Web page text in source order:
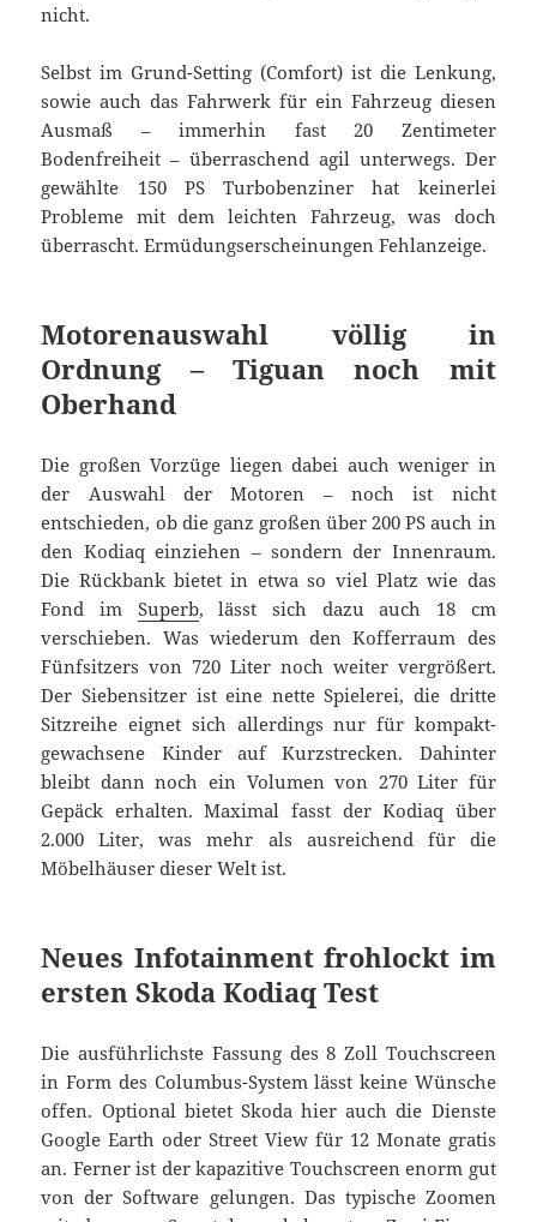
nicht.
Selbst im Grund-Setting (Comfort) ist die Lenkung,
sowie auch das Fahrwerk für ein Fahrzeug diesen
Ausmaß – immerhin fast 20 Zentimeter
Bodenfreiheit – überraschend agil unterwegs. Der
gewählte 150 PS Turbobenziner hat keinerlei
Probleme mit dem leichten Fahrzeug, was doch
überrascht. Ermüdungserscheinungen Fehlanzeige.
Motorenauswahl völlig in
Ordnung – Tiguan noch mit
Oberhand
Die großen Vorzüge liegen dabei auch weniger in
der Auswahl der Motoren – noch ist nicht
entschieden, ob die ganz großen über 200 PS auch in
den Kodiaq einziehen – sondern der Innenraum.
Die Rückbank bietet in etwa so viel Platz wie das
Fond im Superb, lässt sich dazu auch 18 cm
verschieben. Was wiederum den Kofferraum des
Fünfsitzers von 720 Liter noch weiter vergrößert.
Der Siebensitzer ist eine nette Spielerei, die dritte
Sitzreihe eignet sich allerdings nur für kompakt-
gewachsene Kinder auf Kurzstrecken. Dahinter
bleibt dann noch ein Volumen von 270 Liter für
Gepäck erhalten. Maximal fasst der Kodiaq über
2.000 Liter, was mehr als ausreichend für die
Möbelhäuser dieser Welt ist.
Neues Infotainment frohlockt im
ersten Skoda Kodiaq Test
Die ausführlichste Fassung des 8 Zoll Touchscreen
in Form des Columbus-System lässt keine Wünsche
offen. Optional bietet Skoda hier auch die Dienste
Google Earth oder Street View für 12 Monate gratis
an. Ferner ist der kapazitive Touchscreen enorm gut
von der Software gelungen. Das typische Zoomen